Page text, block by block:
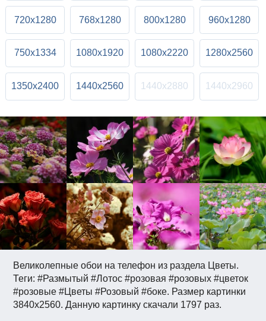
Великолепные обои на телефон из раздела Цветы.
Теги: #Размытый #Лотос #розовая #розовых #цветок
#розовые #Цветы #Розовый #боке. Размер картинки
3840x2560. Данную картинку скачали 1797 раз.
720x1280 768x1280 800x1280 960x1280
750x1334 1080x1920 1080x2220 1280x2560
1350x2400 1440x2560 1440x2880 1440x2960